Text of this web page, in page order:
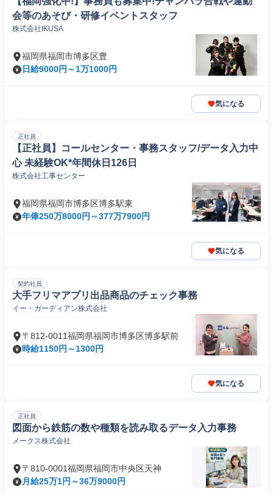
会等のあそび・研修イベントスタッフ
株式会社IKUSA
福岡県福岡市博多区豊
日給9000円～1万1000円
気になる
正社員
【正社員】コールセンター・事務スタッフ/データ入力中
心 未経験OK*年間休日126日
株式会社工事センター
福岡県福岡市博多区博多駅東
年俸250万8000円～377万7900円
気になる
契約社員
大手フリマアプリ出品商品のチェック事務
イー・ガーディアン株式会社
〒812-0011福岡県福岡市博多区博多駅前
時給1150円～1300円
気になる
正社員
図面から鉄筋の数や種類を読み取るデータ入力事務
メークス株式会社
〒810-0001福岡県福岡市中央区天神
月給25万1円～36万9000円